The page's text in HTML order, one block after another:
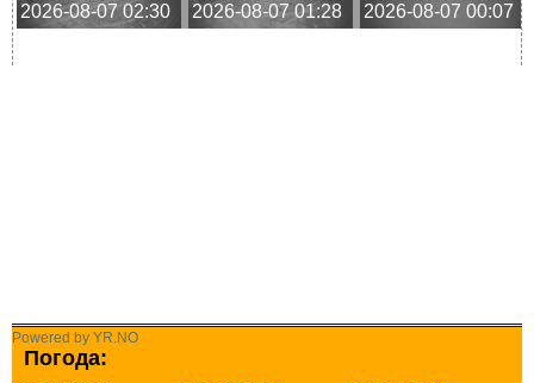
2026-08-07 02:30 2026-08-07 01:28 2026-08-07 00:07
Powered by YR.NO
Погода: